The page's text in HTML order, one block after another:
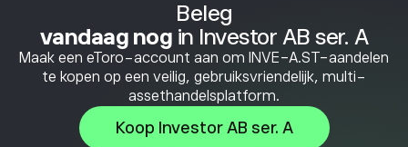
Beleg
vandaag nog in Investor AB ser. A
Maak een eToro-account aan om INVE-A.ST-aandelen
te kopen op een veilig, gebruiksvriendelijk, multi-
assethandelsplatform.
Koop Investor AB ser. A